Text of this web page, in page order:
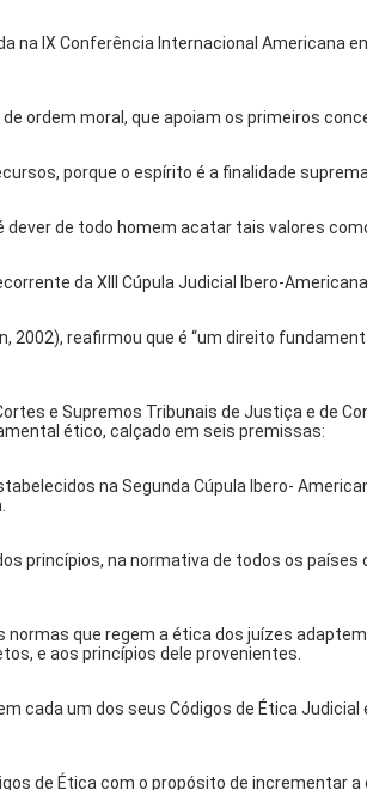
na IX Conferência Internacional Americana
ordem moral, que apoiam os primeiros
porque o espírito é a finalidade
de todo homem acatar tais valores
da XIII Cúpula Judicial Ibero-Americana.
reafirmou que é “um direito
e Supremos Tribunais de Justiça e de
ético, calçado em seis premissas:
na Segunda Cúpula Ibero-
princípios, na normativa de todos os países
que regem a ética dos juízes
e aos princípios dele provenientes.
cada um dos seus Códigos de Ética
de Ética com o propósito de incrementar a